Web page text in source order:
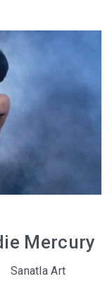
Mercury
Sanatla Art